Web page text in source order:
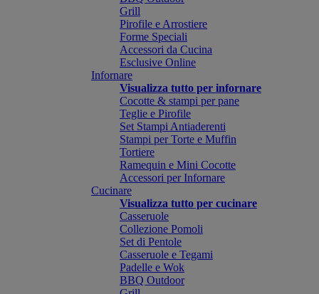
Grill
Pirofile e Arrostiere
Forme Speciali
Accessori da Cucina
Esclusive Online
Infornare
Visualizza tutto per infornare
Cocotte & stampi per pane
Teglie e Pirofile
Set Stampi Antiaderenti
Stampi per Torte e Muffin
Tortiere
Ramequin e Mini Cocotte
Accessori per Infornare
Cucinare
Visualizza tutto per cucinare
Casseruole
Collezione Pomoli
Set di Pentole
Casseruole e Tegami
Padelle e Wok
BBQ Outdoor